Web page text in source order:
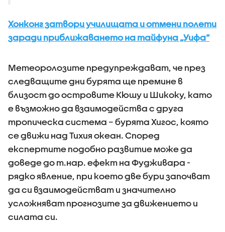
Хонконг затвори училищата и отмени полети
заради приближаването на тайфуна „Уифа“
Метеоролозите предупреждават, че през
следващите дни бурята ще премине в
близост до островите Кюшу и Шикоку, като
е възможно да взаимодейства с друга
тропическа система – бурята Хигос, която
се движи над Тихия океан. Според
експертите подобно развитие може да
доведе до т.нар. ефект на Фудживара -
рядко явление, при което две бури започват
да си взаимодействат и значително
усложняват прогнозите за движението и
силата си.